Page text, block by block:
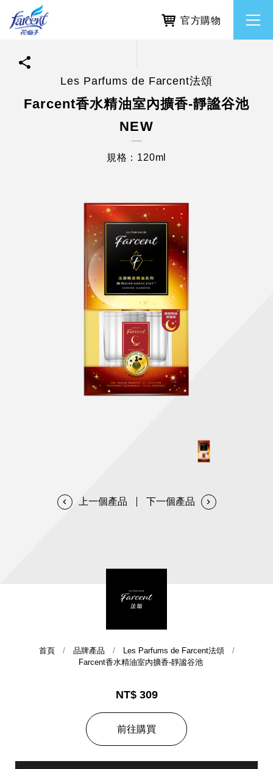
使命與核心價值
利害關係人互動與經營
透過各種型態及管道與利害關係人建立友善溝通平台
ESG永續發展
股東會相關重要事項與發佈
公司治理
提供年報、每季財報、法說會資訊
協助解決您對產品的疑問
代工服務
不斷創新突破，致力提供消費者更舒適、方便的居家生
官方購物
Les Parfums de Farcent法頌
Farcent香水精油室內擴香-靜謐谷池
NEW
規格：120ml
首頁 品牌產品
Les Parfums de Farcent法頌
Farcent香水精油室內擴香-靜謐谷池
NT$ 309
前往購買